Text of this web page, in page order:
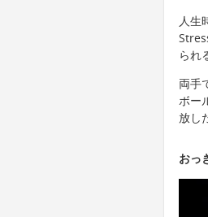
人生
られ
両手
ボー
放し
おっ